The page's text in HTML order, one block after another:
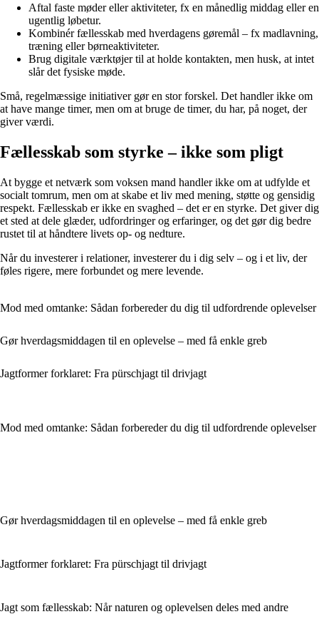
Aftal faste møder eller aktiviteter, fx en månedlig middag eller en
ugentlig løbetur.
Kombinér fællesskab med hverdagens gøremål – fx madlavning,
træning eller børneaktiviteter.
Brug digitale værktøjer til at holde kontakten, men husk, at intet
slår det fysiske møde.
Små, regelmæssige initiativer gør en stor forskel. Det handler ikke om
at have mange timer, men om at bruge de timer, du har, på noget, der
giver værdi.
Fællesskab som styrke – ikke som pligt
At bygge et netværk som voksen mand handler ikke om at udfylde et
socialt tomrum, men om at skabe et liv med mening, støtte og gensidig
respekt. Fællesskab er ikke en svaghed – det er en styrke. Det giver dig
et sted at dele glæder, udfordringer og erfaringer, og det gør dig bedre
rustet til at håndtere livets op- og nedture.
Når du investerer i relationer, investerer du i dig selv – og i et liv, der
føles rigere, mere forbundet og mere levende.
Mod med omtanke: Sådan forbereder du dig til udfordrende oplevelser
Gør hverdagsmiddagen til en oplevelse – med få enkle greb
Jagtformer forklaret: Fra pürschjagt til drivjagt
Mod med omtanke: Sådan forbereder du dig til udfordrende oplevelser
Gør hverdagsmiddagen til en oplevelse – med få enkle greb
Jagtformer forklaret: Fra pürschjagt til drivjagt
Jagt som fællesskab: Når naturen og oplevelsen deles med andre